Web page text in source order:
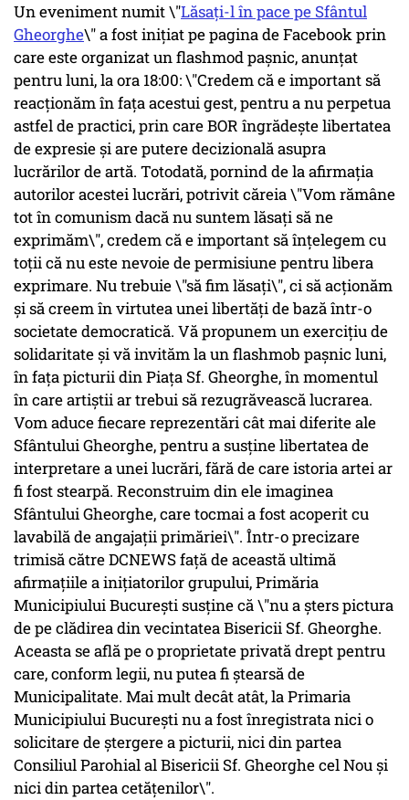
Un eveniment numit \"Lăsați-l în pace pe Sfântul
Gheorghe\" a fost inițiat pe pagina de Facebook prin
care este organizat un flashmod pașnic, anunțat
pentru luni, la ora 18:00: \"Credem că e important să
reacţionăm în faţa acestui gest, pentru a nu perpetua
astfel de practici, prin care BOR îngrădeşte libertatea
de expresie şi are putere decizională asupra
lucrărilor de artă. Totodată, pornind de la afirmaţia
autorilor acestei lucrări, potrivit căreia \"Vom rămâne
tot în comunism dacă nu suntem lăsați să ne
exprimăm\", credem că e important să înţelegem cu
toţii că nu este nevoie de permisiune pentru libera
exprimare. Nu trebuie \"să fim lăsaţi\", ci să acţionăm
şi să creem în virtutea unei libertăţi de bază într-o
societate democratică. Vă propunem un exerciţiu de
solidaritate şi vă invităm la un flashmob paşnic luni,
în faţa picturii din Piaţa Sf. Gheorghe, în momentul
în care artiştii ar trebui să rezugrăvească lucrarea.
Vom aduce fiecare reprezentări cât mai diferite ale
Sfântului Gheorghe, pentru a susţine libertatea de
interpretare a unei lucrări, fără de care istoria artei ar
fi fost stearpă. Reconstruim din ele imaginea
Sfântului Gheorghe, care tocmai a fost acoperit cu
lavabilă de angajaţii primăriei\". Într-o precizare
trimisă către DCNEWS față de această ultimă
afirmațiile a inițiatorilor grupului, Primăria
Municipiului București susține că \"nu a șters pictura
de pe clădirea din vecintatea Bisericii Sf. Gheorghe.
Aceasta se află pe o proprietate privată drept pentru
care, conform legii, nu putea fi ștearsă de
Municipalitate. Mai mult decât atât, la Primaria
Municipiului București nu a fost înregistrata nici o
solicitare de ștergere a picturii, nici din partea
Consiliul Parohial al Bisericii Sf. Gheorghe cel Nou și
nici din partea cetățenilor\".